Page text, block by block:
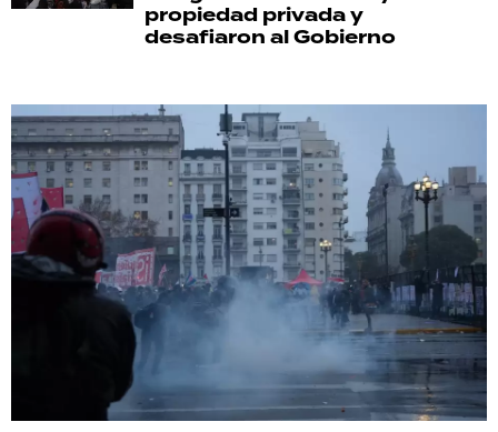
propiedad privada y
desafiaron al Gobierno